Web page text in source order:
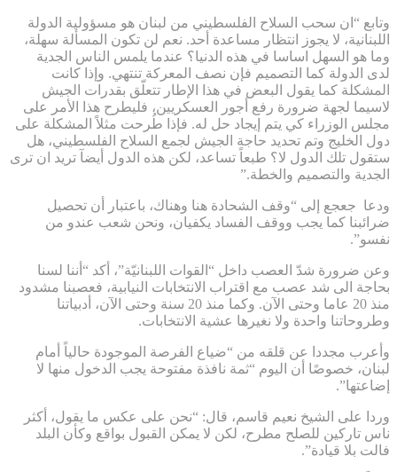
وتابع “ان سحب السلاح الفلسطيني من لبنان هو مسؤولية الدولة
اللبنانية، لا يجوز انتظار مساعدة أحد. نعم لن تكون المسألة سهلة،
وما هو السهل اساسا في هذه الدنيا؟ عندما يلمس الناس الجدية
لدى الدولة كما التصميم فإن نصف المعركة تنتهي. وإذا كانت
المشكلة كما يقول البعض في هذا الإطار تتعلّق بقدرات الجيش
لاسيما لجهة ضرورة رفع أجور العسكريين، فليطرح هذا الأمر على
مجلس الوزراء كي يتم إيجاد حل له. فإذا طُرحت مثلاً المشكلة على
دول الخليج وتم تحديد حاجة الجيش لجمع السلاح الفلسطيني، هل
ستقول تلك الدول لا؟ طبعاً تساعد، لكن هذه الدول أيضآ تريد ان ترى
الجدية والتصميم والخطة.”
ودعا جعجع إلى “وقف الشحادة هنا وهناك، باعتبار أن تحصيل
ضرائبنا كما يجب ووقف الفساد يكفيان، ونحن شعب عندو من
نفسو”.
وعن ضرورة شدّ العصب داخل “القوات اللبنانيّة”، أكد “أننا لسنا
بحاجة الى شد عصب مع اقتراب الانتخابات النيابية، فعصبنا مشدود
منذ 20 عاما وحتى الآن. وكما منذ 20 سنة وحتى الآن، أدبياتنا
وطروحاتنا واحدة ولا نغيرها عشية الانتخابات.
وأعرب مجددا عن قلقه من “ضياع الفرصة الموجودة حالياً أمام
لبنان، خصوصًا أن اليوم “ثمة نافذة مفتوحة يجب الدخول منها لا
إضاعتها”.
وردا على الشيخ نعيم قاسم، قال: “نحن على عكس ما يقول، أكثر
ناس تاركين للصلح مطرح، لكن لا يمكن القبول بواقع وكأن البلد
فالت بلا قيادة”.